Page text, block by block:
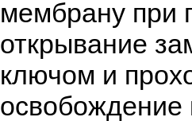
мембрану при
открывание
ключом и
освобождение